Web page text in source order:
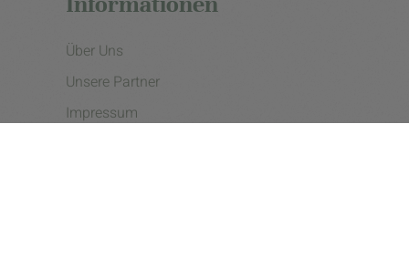
Über Uns
Unsere Partner
Impressum